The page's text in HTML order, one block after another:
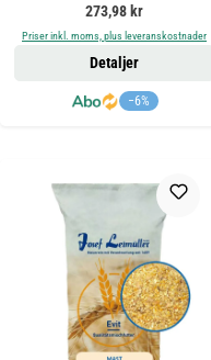
Ordinarie pris:
273,98 kr
Priser inkl. moms, plus leveranskostnader
−6%
Detaljer